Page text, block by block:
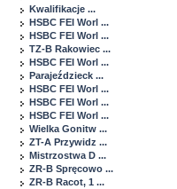
Kwalifikacje ...
HSBC FEI Worl ...
HSBC FEI Worl ...
TZ-B Rakowiec ...
HSBC FEI Worl ...
Parajeździeck ...
HSBC FEI Worl ...
HSBC FEI Worl ...
HSBC FEI Worl ...
Wielka Gonitw ...
ZT-A Przywidz ...
Mistrzostwa D ...
ZR-B Spręcowo ...
ZR-B Racot, 1 ...